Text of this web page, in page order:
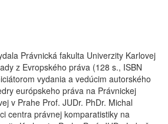
Právnická fakulta Univerzity Karlovej
z Evropského práva (128 s., ISBN
vydania a vedúcim autorského
európskeho práva na Právnickej
v Prahe Prof. JUDr. PhDr. Michal
centra právnej komparatistiky na